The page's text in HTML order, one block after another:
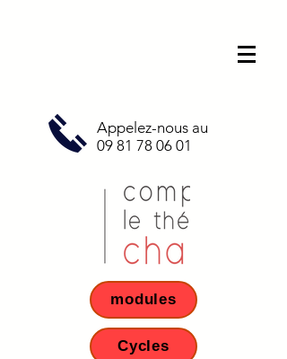
Appelez-nous au
09 81 78 06 01
modules
Cycles